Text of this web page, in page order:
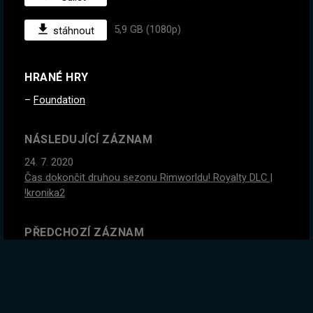
stáhnout 5,9 GB (1080p)
HRANÉ HRY
Foundation
NÁSLEDUJÍCÍ ZÁZNAM
24. 7. 2020
Čas dokončit druhou sezonu Rimworldu! Royalty DLC |
!kronika2
PŘEDCHOZÍ ZÁZNAM